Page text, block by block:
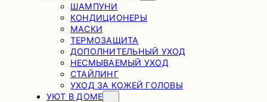
ШАМПУНИ
КОНДИЦИОНЕРЫ
МАСКИ
ТЕРМОЗАЩИТА
ДОПОЛНИТЕЛЬНЫЙ УХОД
НЕСМЫВАЕМЫЙ УХОД
СТАЙЛИНГ
УХОД ЗА КОЖЕЙ ГОЛОВЫ
УЮТ В ДОМЕ